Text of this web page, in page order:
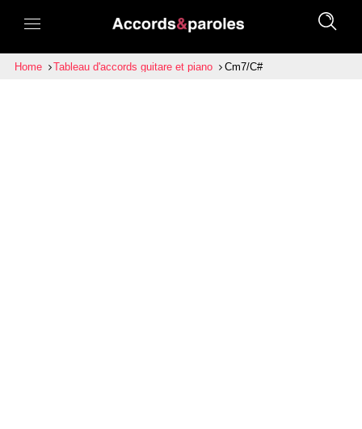
Home Tableau d'accords guitare et piano Cm7/C#